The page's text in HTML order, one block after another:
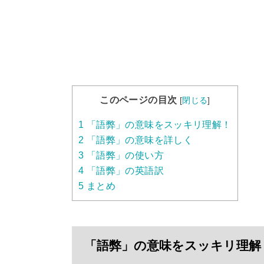
このページの目次 [閉じる]
1 「語弊」の意味をスッキリ理解！
2 「語弊」の意味を詳しく
3 「語弊」の使い方
4 「語弊」の英語訳
5 まとめ
「語弊」の意味をスッキリ理解